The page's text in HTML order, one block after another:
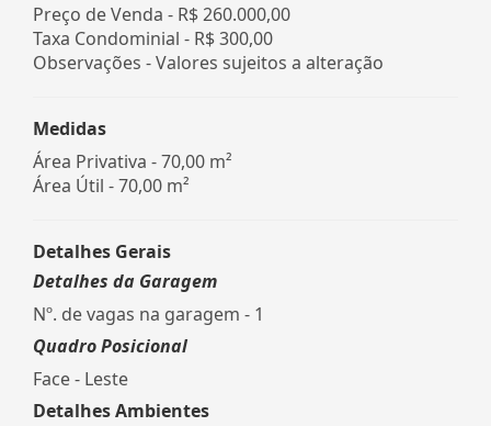
Preço de Venda - R$ 260.000,00
Taxa Condominial - R$ 300,00
Observações - Valores sujeitos a alteração
Medidas
Área Privativa - 70,00 m²
Área Útil - 70,00 m²
Detalhes Gerais
Detalhes da Garagem
Nº. de vagas na garagem - 1
Quadro Posicional
Face - Leste
Detalhes Ambientes